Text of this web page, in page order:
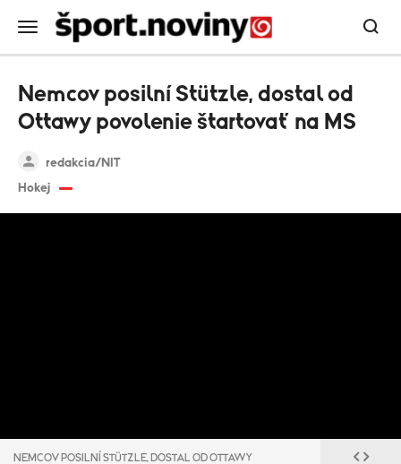
redakcia/NIT
Hokej
Nemcov posilní Stützle, dostal od
Ottawy povolenie štartovať na MS
NEMCOV POSILNÍ STÜTZLE, DOSTAL OD OTTAWY